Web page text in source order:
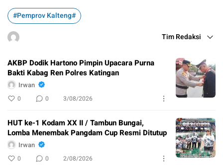
#Pemprov Kalteng#
Tim Redaksi
AKBP Dodik Hartono Pimpin Upacara Purna
Bakti Kabag Ren Polres Katingan
Irwan
0 0 3/08/2026
HUT ke-1 Kodam XX II / Tambun Bungai,
Lomba Menembak Pangdam Cup Resmi Ditutup
Irwan
0 0 2/08/2026